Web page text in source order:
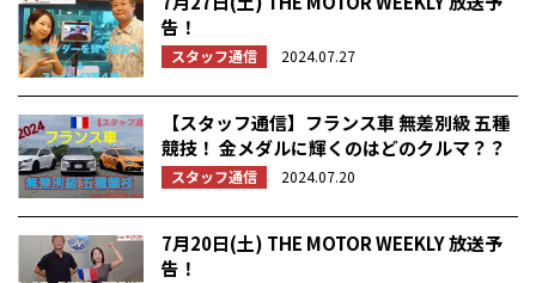
告！
スタッフ通信 2024.07.27
【スタッフ通信】フランス車 無差別級 五種
競技！ 金メダルに輝くのはどのクルマ？？
スタッフ通信 2024.07.20
7月20日(土) THE MOTOR WEEKLY 放送予
告！